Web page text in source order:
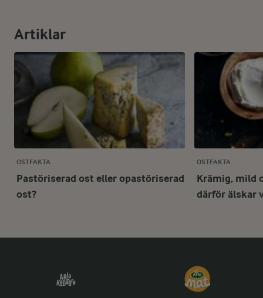
Artiklar
OSTFAKTA
Pastöriserad ost eller opastöriserad
ost?
OSTFAKTA
Krämig, mild
därför älskar